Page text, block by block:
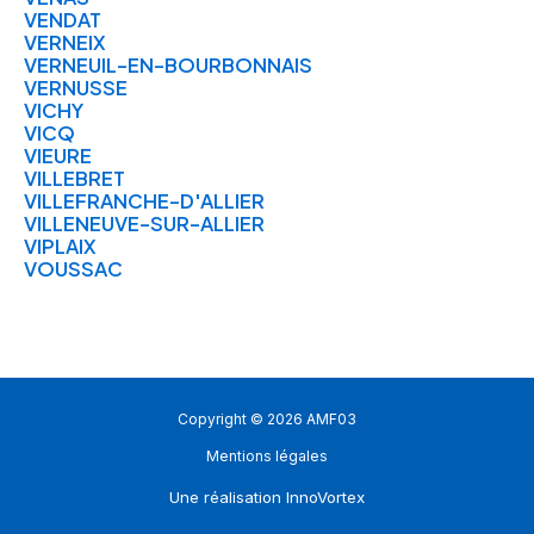
VENDAT
VERNEIX
VERNEUIL-EN-BOURBONNAIS
VERNUSSE
VICHY
VICQ
VIEURE
VILLEBRET
VILLEFRANCHE-D'ALLIER
VILLENEUVE-SUR-ALLIER
VIPLAIX
VOUSSAC
Copyright © 2026 AMF03
Mentions légales
Une réalisation InnoVortex